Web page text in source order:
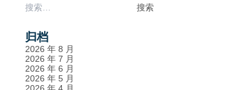
搜
归档
2026 年 8 月
2026 年 7 月
2026 年 6 月
2026 年 5 月